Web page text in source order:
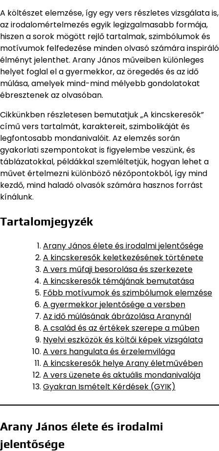
A költészet elemzése, így egy vers részletes vizsgálata is,
az irodalomértelmezés egyik legizgalmasabb formája,
hiszen a sorok mögött rejlő tartalmak, szimbólumok és
motívumok felfedezése minden olvasó számára inspiráló
élményt jelenthet. Arany János műveiben különleges
helyet foglal el a gyermekkor, az öregedés és az idő
múlása, amelyek mind-mind mélyebb gondolatokat
ébresztenek az olvasóban.
Cikkünkben részletesen bemutatjuk „A kincskeresők”
című vers tartalmát, karaktereit, szimbolikáját és
legfontosabb mondanivalóit. Az elemzés során
gyakorlati szempontokat is figyelembe veszünk, és
táblázatokkal, példákkal szemléltetjük, hogyan lehet a
művet értelmezni különböző nézőpontokból, így mind
kezdő, mind haladó olvasók számára hasznos forrást
kínálunk.
Tartalomjegyzék
Arany János élete és irodalmi jelentősége
A kincskeresők keletkezésének története
A vers műfaji besorolása és szerkezete
A kincskeresők témájának bemutatása
Főbb motívumok és szimbólumok elemzése
A gyermekkor jelentősége a versben
Az idő múlásának ábrázolása Aranynál
A család és az értékek szerepe a műben
Nyelvi eszközök és költői képek vizsgálata
A vers hangulata és érzelemvilága
A kincskeresők helye Arany életművében
A vers üzenete és aktuális mondanivalója
Gyakran Ismételt Kérdések (GYIK)
Arany János élete és irodalmi
jelentősége